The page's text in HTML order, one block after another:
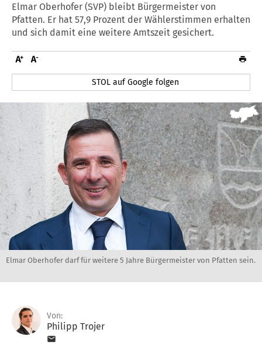
Elmar Oberhofer (SVP) bleibt Bürgermeister von
Pfatten. Er hat 57,9 Prozent der Wählerstimmen erhalten
und sich damit eine weitere Amtszeit gesichert.
STOL auf Google folgen
Elmar Oberhofer darf für weitere 5 Jahre Bürgermeister von Pfatten sein.
Von:
Philipp Trojer